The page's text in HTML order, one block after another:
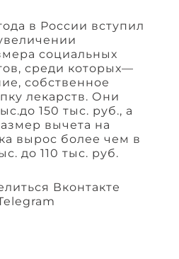
в России вступил
социальных
среди которых—
собственное
лекарств. Они
150 тыс. руб., а
вычета на
вырос более чем в
до 110 тыс. руб.
Вконтакте